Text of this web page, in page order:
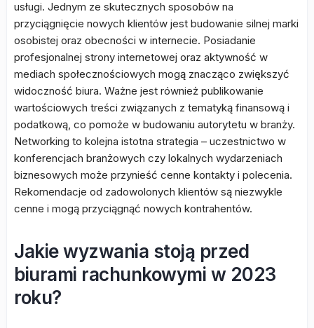
usługi. Jednym ze skutecznych sposobów na
przyciągnięcie nowych klientów jest budowanie silnej marki
osobistej oraz obecności w internecie. Posiadanie
profesjonalnej strony internetowej oraz aktywność w
mediach społecznościowych mogą znacząco zwiększyć
widoczność biura. Ważne jest również publikowanie
wartościowych treści związanych z tematyką finansową i
podatkową, co pomoże w budowaniu autorytetu w branży.
Networking to kolejna istotna strategia – uczestnictwo w
konferencjach branżowych czy lokalnych wydarzeniach
biznesowych może przynieść cenne kontakty i polecenia.
Rekomendacje od zadowolonych klientów są niezwykle
cenne i mogą przyciągnąć nowych kontrahentów.
Jakie wyzwania stoją przed
biurami rachunkowymi w 2023
roku?